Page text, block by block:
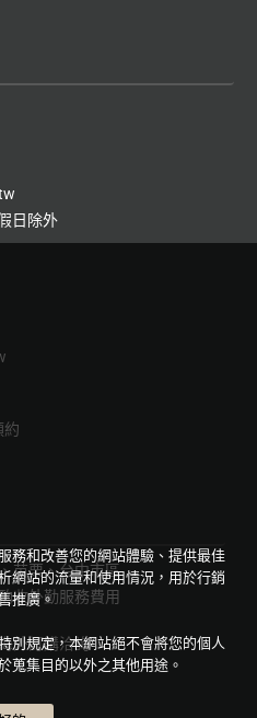
日除外
約
苗栗、台中市區
收外勤服務費用
外訂購洽詢
務和改善您的網站體驗、提供最佳
網站的流量和使用情況，用於行銷
推廣。
別規定，本網站絕不會將您的個人
蒐集目的以外之其他用途。